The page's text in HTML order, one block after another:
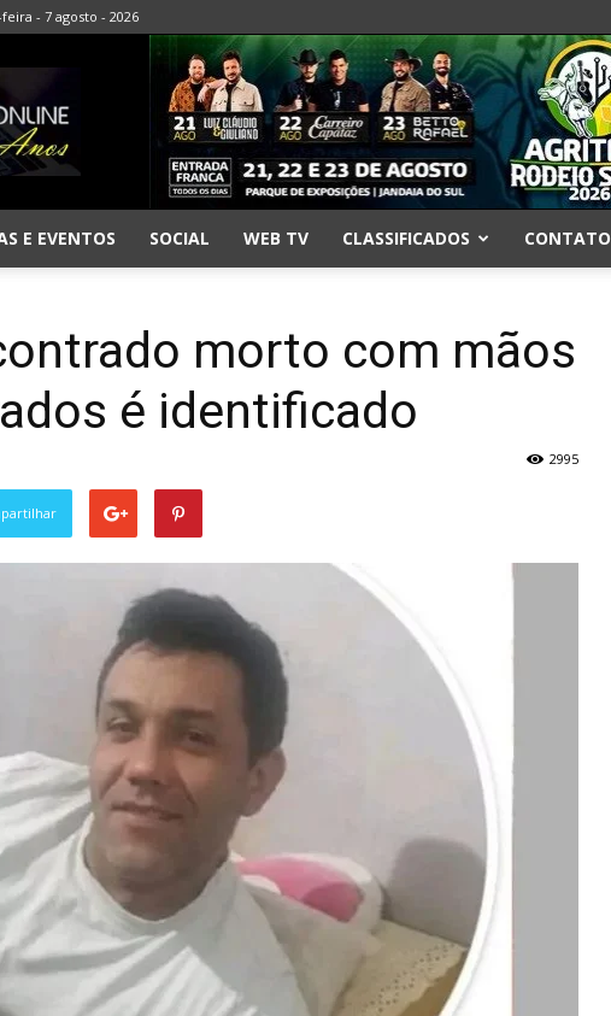
- 7 agosto - 2026
E EVENTOS SOCIAL WEB TV CLASSIFICADOS CONTATO
morto com mãos
é identificado
2995